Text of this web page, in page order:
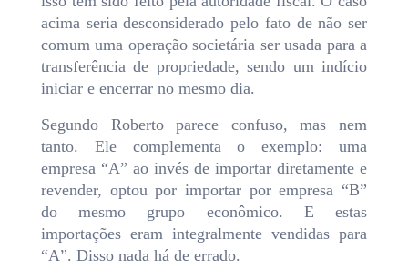
acima seria desconsiderado pelo fato de não ser
comum uma operação societária ser usada para a
transferência de propriedade, sendo um indício
iniciar e encerrar no mesmo dia.
Segundo Roberto parece confuso, mas nem
tanto. Ele complementa o exemplo: uma
empresa “A” ao invés de importar diretamente e
revender, optou por importar por empresa “B”
do mesmo grupo econômico. E estas
importações eram integralmente vendidas para
“A”. Disso nada há de errado.